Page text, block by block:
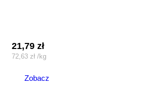
21,79zł
72,63zł /kg
Zobacz